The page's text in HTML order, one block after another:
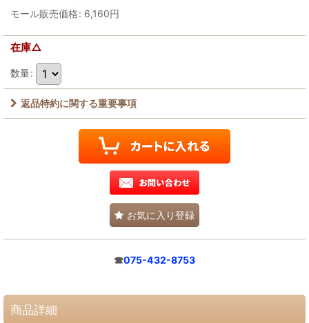
モール販売価格: 6,160円
在庫△
数量:
返品特約に関する重要事項
お気に入り登録
☎075-432-8753
商品詳細